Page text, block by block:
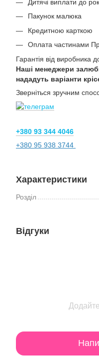
Дитячі виплати до
Пакунок малюка
Кредитною карткою
Оплата частинами
Гарантія від виробника
Наші менеджери
нададуть варіанти
Зверніться зручним
+380 93 344 4046
+380 95 938 3744
Характеристики
Розділ
Відгуки